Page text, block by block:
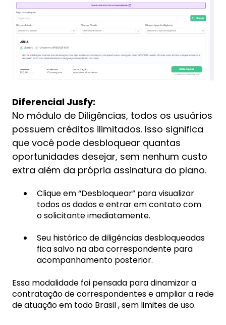
Diferencial Jusfy:
No módulo de Diligências, todos os usuários
possuem créditos ilimitados. Isso significa
que você pode desbloquear quantas
oportunidades desejar, sem nenhum custo
extra além da própria assinatura do plano.
Clique em “Desbloquear” para visualizar
todos os dados e entrar em contato com
o solicitante imediatamente.
Seu histórico de diligências desbloqueadas
fica salvo na aba correspondente para
acompanhamento posterior.
Essa modalidade foi pensada para dinamizar a
contratação de correspondentes e ampliar a rede
de atuação em todo Brasil , sem limites de uso.